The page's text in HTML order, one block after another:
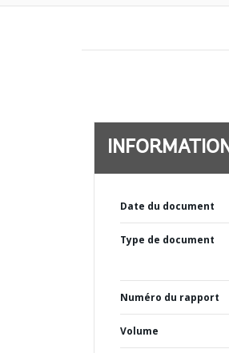
Date du document
Type de document
Numéro du rapport
Volume